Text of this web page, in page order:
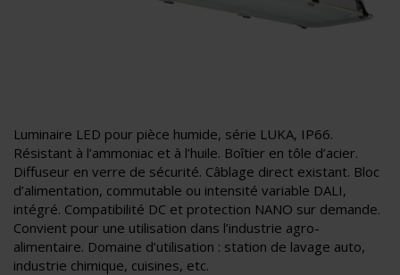
Luminaire LED pour pièce humide, série LUKA, IP66.
Résistant à l’ammoniac et à l’huile. Boîtier en tôle d’acier.
Diffuseur en verre de sécurité. Câblage direct existant. Bloc
d’alimentation, commutable ou intensité variable DALI,
intégré. Compatibilité DC et protection NANO sur demande.
Convient pour une utilisation dans l’industrie agro-
alimentaire. Domaine d’utilisation : station de lavage auto,
industrie chimique, cuisines, etc.